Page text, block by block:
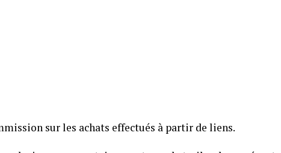
sur les achats effectués à partir de liens.